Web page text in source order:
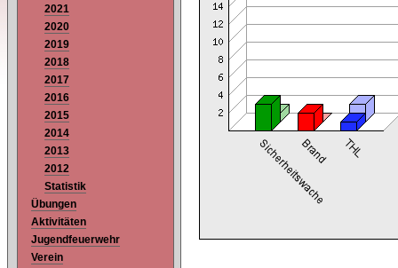
2021
2020
2019
2018
2017
2016
2015
2014
2013
2012
Statistik
Übungen
Aktivitäten
Jugendfeuerwehr
Verein